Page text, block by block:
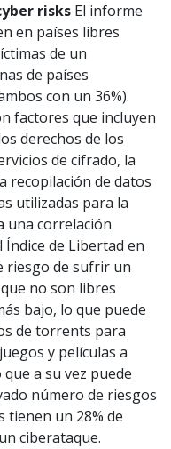
risks El informe
en países libres
de un
de países
con un 36%).
factores que incluyen
derechos de los
de cifrado, la
recopilación de datos
utilizadas para la
una correlación
de Libertad en
riesgo de sufrir un
no son libres
bajo, lo que puede
de torrents para
y películas a
a su vez puede
número de riesgos
tienen un 28% de
ciberataque.